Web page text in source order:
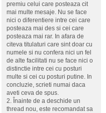
premiu celui care posteaza cit
mai multe mesaje. Nu se face
nici o diferentiere intre cei care
posteaza mai des si cei care
posteaza mai rar. In afara de
citeva titulaturi care sint doar cu
numele si nu confera nici un fel
de alte facilitati nu se face nici o
distinctie intre cei cu posturi
multe si cei cu posturi putine. In
concluzie, scrieti numai daca
aveti ceva de spus.
2. Înainte de a deschide un
thread nou, este recomandat sa